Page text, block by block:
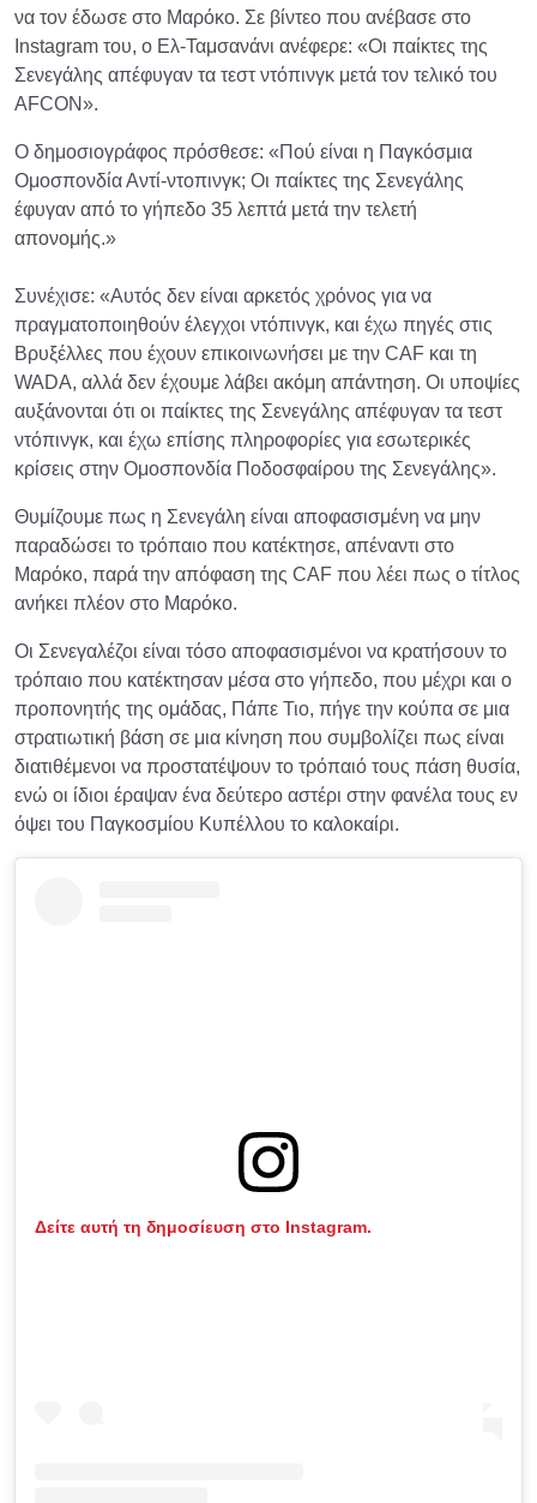
να τον έδωσε στο Μαρόκο. Σε βίντεο που ανέβασε στο
Instagram του, ο Ελ-Ταμσανάνι ανέφερε: «Οι παίκτες της
Σενεγάλης απέφυγαν τα τεστ ντόπινγκ μετά τον τελικό του
AFCON».
Ο δημοσιογράφος πρόσθεσε: «Πού είναι η Παγκόσμια
Ομοσπονδία Αντί-ντοπινγκ; Οι παίκτες της Σενεγάλης
έφυγαν από το γήπεδο 35 λεπτά μετά την τελετή
απονομής.»
Συνέχισε: «Αυτός δεν είναι αρκετός χρόνος για να
πραγματοποιηθούν έλεγχοι ντόπινγκ, και έχω πηγές στις
Βρυξέλλες που έχουν επικοινωνήσει με την CAF και τη
WADA, αλλά δεν έχουμε λάβει ακόμη απάντηση. Οι υποψίες
αυξάνονται ότι οι παίκτες της Σενεγάλης απέφυγαν τα τεστ
ντόπινγκ, και έχω επίσης πληροφορίες για εσωτερικές
κρίσεις στην Ομοσπονδία Ποδοσφαίρου της Σενεγάλης».
Θυμίζουμε πως η Σενεγάλη είναι αποφασισμένη να μην
παραδώσει το τρόπαιο που κατέκτησε, απέναντι στο
Μαρόκο, παρά την απόφαση της CAF που λέει πως ο τίτλος
ανήκει πλέον στο Μαρόκο.
Οι Σενεγαλέζοι είναι τόσο αποφασισμένοι να κρατήσουν το
τρόπαιο που κατέκτησαν μέσα στο γήπεδο, που μέχρι και ο
προπονητής της ομάδας, Πάπε Τιο, πήγε την κούπα σε μια
στρατιωτική βάση σε μια κίνηση που συμβολίζει πως είναι
διατιθέμενοι να προστατέψουν το τρόπαιό τους πάση θυσία,
ενώ οι ίδιοι έραψαν ένα δεύτερο αστέρι στην φανέλα τους εν
όψει του Παγκοσμίου Κυπέλλου το καλοκαίρι.
Δείτε αυτή τη δημοσίευση στο Instagram.